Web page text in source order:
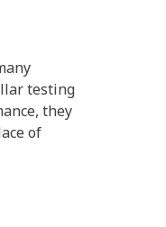
testing
they
of